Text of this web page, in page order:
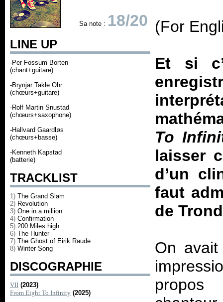
Sa note : 18/20
LINE UP
-Per Fossum Borten
(chant+guitare)
-Brynjar Takle Ohr
(chœurs+guitare)
-Rolf Martin Snustad
(chœurs+saxophone)
-Hallvard Gaardløs
(chœurs+basse)
-Kenneth Kapstad
(batterie)
TRACKLIST
1) The Grand Slam
2) Revolution
3) One in a million
4) Confirmation
5) 200 Miles high
6) The Hunter
7) The Ghost of Eirik Raude
8) Winter Song
DISCOGRAPHIE
VII (2023)
From Eight To Infinity (2025)
(For
Et si
To
laisser
d’un
faut
de
On avait
propos